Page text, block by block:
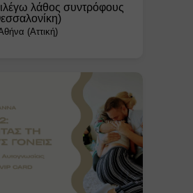
λάθος συντρόφους
(Αττική)